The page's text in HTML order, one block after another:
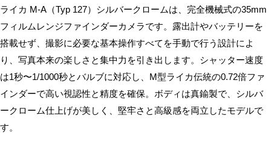
取
マ
ッ
ハ】
料
無
料・
ライカ M-A（Typ 127）シルバークロームは、完全機械式の35mm
フィルムレンジファインダーカメラです。露出計やバッテリーを
搭載せず、撮影に必要な基本操作すべてを手動で行う設計によ
り、写真本来の楽しさと集中力を引き出します。シャッター速度
は1秒〜1/1000秒とバルブに対応し、M型ライカ伝統の0.72倍ファ
インダーで高い視認性と精度を確保。ボディは真鍮製で、シルバ
ークローム仕上げが美しく、堅牢さと高級感を両立したモデルで
す。